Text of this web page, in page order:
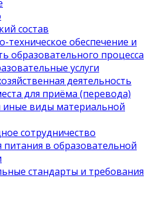
состав
техническое обеспечение и
образовательного процесса
услуги
деятельность
для приёма (перевода)
иные виды материальной
сотрудничество
питания в образовательной
стандарты и требования